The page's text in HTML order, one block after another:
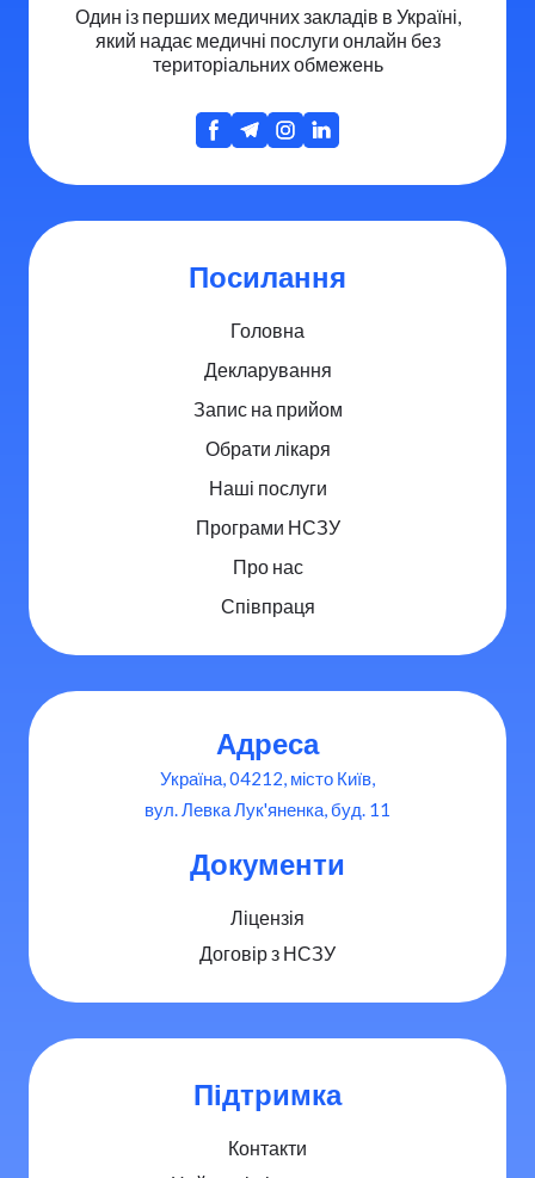
Один із перших медичних закладів в Україні,
який надає медичні послуги онлайн без
територіальних обмежень
Посилання
Головна
Декларування
Запис на прийом
Обрати лікаря
Наші послуги
Програми НСЗУ
Про нас
Співпраця
Адреса
Україна, 04212, місто Київ,
вул. Левка Лук'яненка, буд. 11
Документи
Ліцензія
Договір з НСЗУ
Підтримка
Контакти